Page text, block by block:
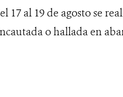
17 al 19 de agosto se
o hallada en